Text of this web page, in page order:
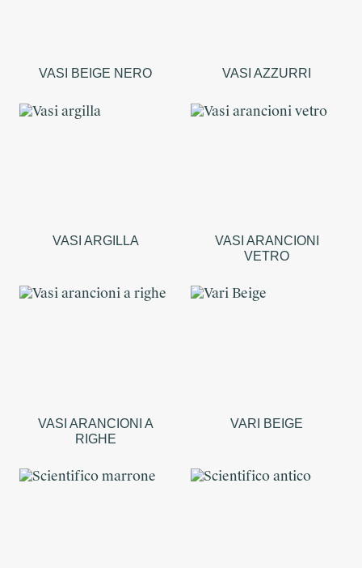
VASI BEIGE NERO VASI AZZURRI
VASI ARGILLA
VASI ARANCIONI
VETRO
VASI ARANCIONI A
RIGHE
VARI BEIGE